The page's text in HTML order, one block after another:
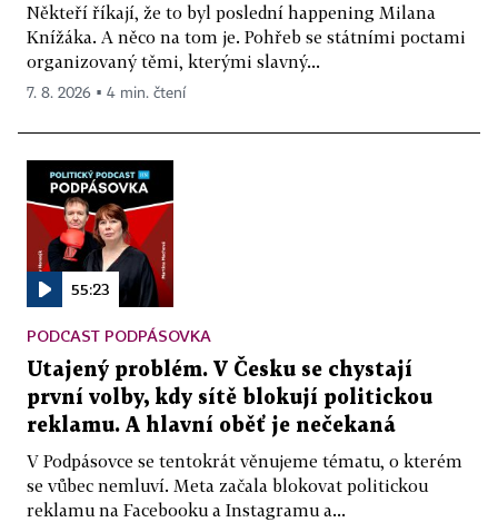
Někteří říkají, že to byl poslední happening Milana
Knížáka. A něco na tom je. Pohřeb se státními poctami
organizovaný těmi, kterými slavný...
7. 8. 2026 ▪ 4 min. čtení
55:23
PODCAST PODPÁSOVKA
Utajený problém. V Česku se chystají
první volby, kdy sítě blokují politickou
reklamu. A hlavní oběť je nečekaná
V Podpásovce se tentokrát věnujeme tématu, o kterém
se vůbec nemluví. Meta začala blokovat politickou
reklamu na Facebooku a Instagramu a...